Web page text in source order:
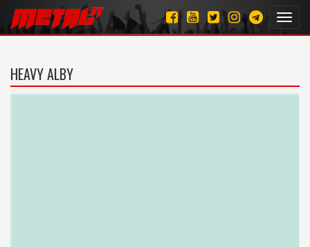
HEAVY ALBY